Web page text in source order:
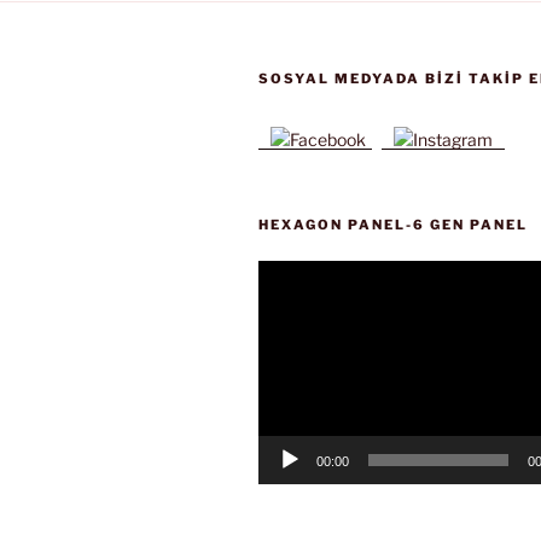
SOSYAL MEDYADA BIZI TAKIP
HEXAGON PANEL-6 GEN PANEL
00:00